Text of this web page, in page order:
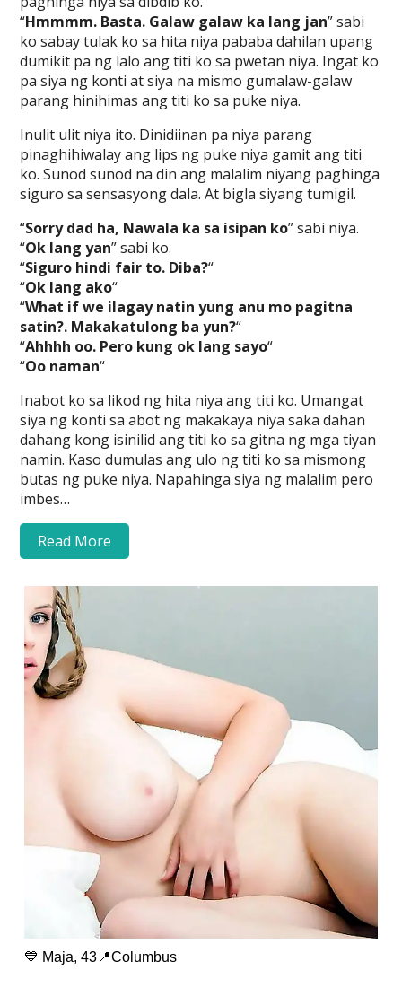
“Hmmmm. Basta. Galaw galaw ka lang jan” sabi
ko sabay tulak ko sa hita niya pababa dahilan upang
dumikit pa ng lalo ang titi ko sa pwetan niya. Ingat ko
pa siya ng konti at siya na mismo gumalaw-galaw
parang hinihimas ang titi ko sa puke niya.
Inulit ulit niya ito. Dinidiinan pa niya parang
pinaghihiwalay ang lips ng puke niya gamit ang titi
ko. Sunod sunod na din ang malalim niyang paghinga
siguro sa sensasyong dala. At bigla siyang tumigil.
“Sorry dad ha, Nawala ka sa isipan ko” sabi niya.
“Ok lang yan” sabi ko.
“Siguro hindi fair to. Diba?“
“Ok lang ako“
“What if we ilagay natin yung anu mo pagitna
satin?. Makakatulong ba yun?“
“Ahhhh oo. Pero kung ok lang sayo“
“Oo naman“
Inabot ko sa likod ng hita niya ang titi ko. Umangat
siya ng konti sa abot ng makakaya niya saka dahan
dahang kong isinilid ang titi ko sa gitna ng mga tiyan
namin. Kaso dumulas ang ulo ng titi ko sa mismong
butas ng puke niya. Napahinga siya ng malalim pero
imbes…
Read More
💙 Maja, 43📍Columbus